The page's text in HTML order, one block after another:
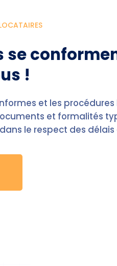
se
!
et les
et formalités
le respect des délais